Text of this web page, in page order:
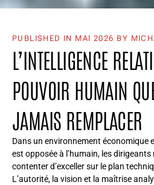
PUBLISHED IN MAI 2026 BY
L’INTELLIGENCE
POUVOIR HUMAIN
JAMAIS REMPLACER
Dans un environnement économique
est opposée à l’humain, les
contenter d’exceller sur le plan
L’autorité, la vision et la maîtrise